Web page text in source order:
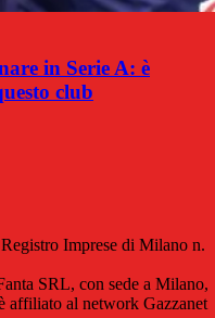
in Serie A: è
club
Imprese di Milano n.
SRL, con sede a Milano,
affiliato al network Gazzanet